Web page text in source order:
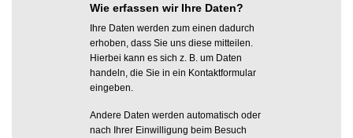
Wie erfassen wir Ihre Daten?
Ihre Daten werden zum einen dadurch
erhoben, dass Sie uns diese mitteilen.
Hierbei kann es sich z. B. um Daten
handeln, die Sie in ein Kontaktformular
eingeben.
Andere Daten werden automatisch oder
nach Ihrer Einwilligung beim Besuch